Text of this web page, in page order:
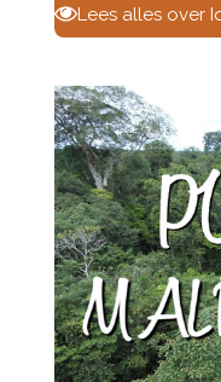
Lees alles over